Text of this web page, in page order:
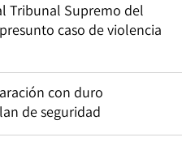
Tribunal Supremo del
caso de violencia
con duro
de seguridad